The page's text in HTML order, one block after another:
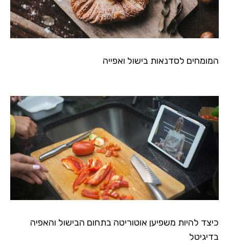
המומחים לסדנאות בישול ואפייה
כיצד להיות משפיען אוטוריטה בתחום הבישול והאפיה
בדיגיטל